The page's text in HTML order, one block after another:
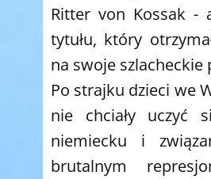
Ritter von Kossak -
tytułu, który
na swoje szlacheckie
Po strajku dzieci we
nie chciały uczyć
niemiecku i
brutalnym